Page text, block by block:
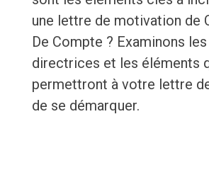
une lettre de motivation de
De Compte ? Examinons
directrices et les éléments
permettront à votre lettre
de se démarquer.